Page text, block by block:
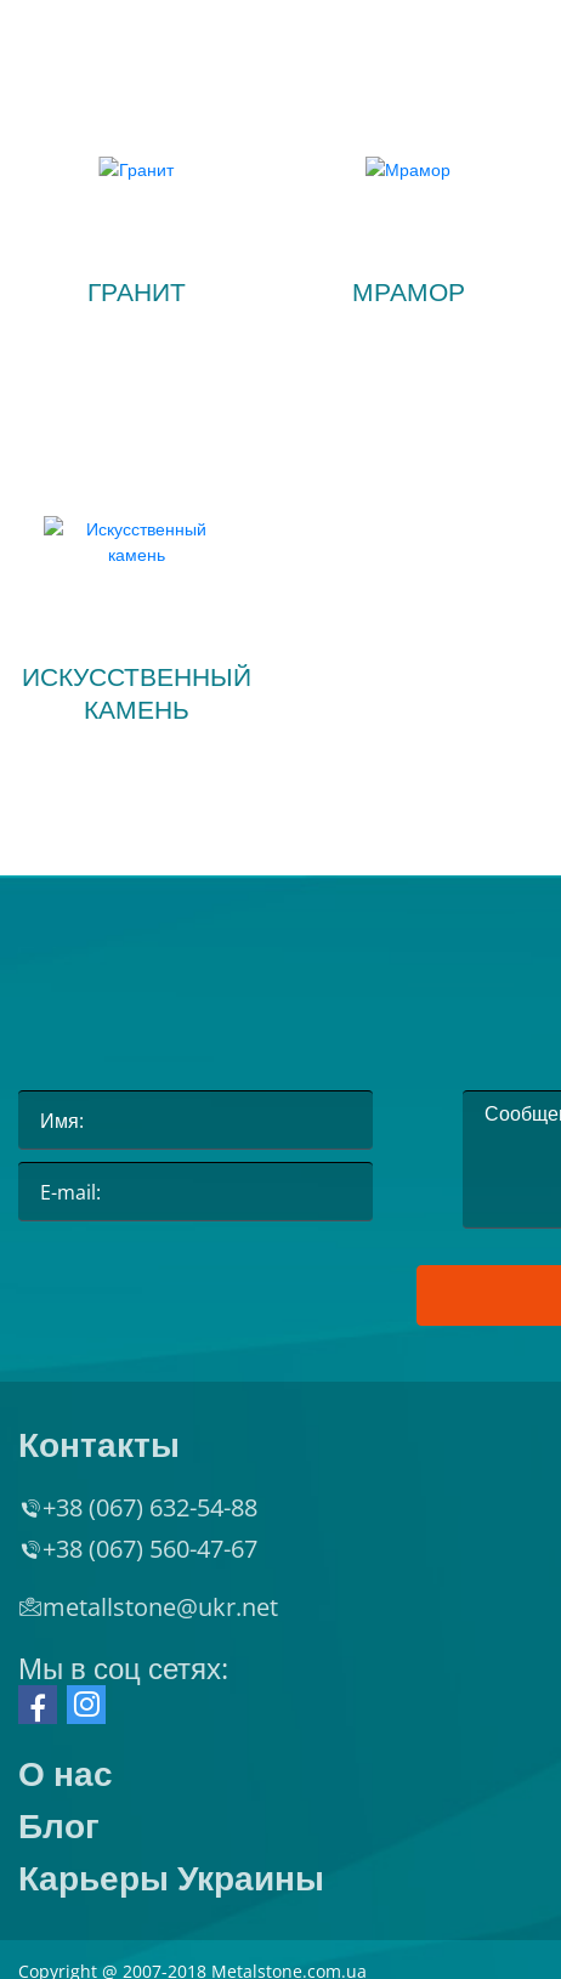
ГРАНИТ МРАМОР
ИСКУССТВЕННЫЙ
КАМЕНЬ
Контакты
+38 (067) 632-54-88
+38 (067) 560-47-67
metallstone@ukr.net
Мы в соц сетях:
О нас
Блог
Карьеры Украины
Copyright @ 2007-2018 Metalstone.com.ua